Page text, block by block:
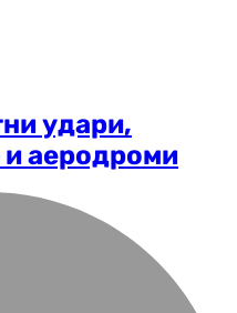
удари,
аеродроми